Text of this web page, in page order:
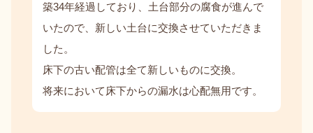
築34年経過しており、土台部分の腐食が進んで
いたので、新しい土台に交換させていただきま
した。
床下の古い配管は全て新しいものに交換。
将来において床下からの漏水は心配無用です。